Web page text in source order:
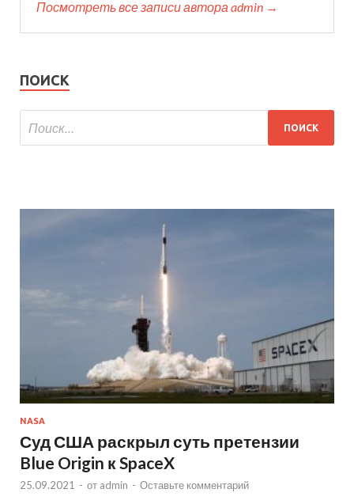
Посмотреть все записи автора admin →
ПОИСК
NASA
Суд США раскрыл суть претензии
Blue Origin к SpaceX
25.09.2021 - от admin - Оставьте комментарий